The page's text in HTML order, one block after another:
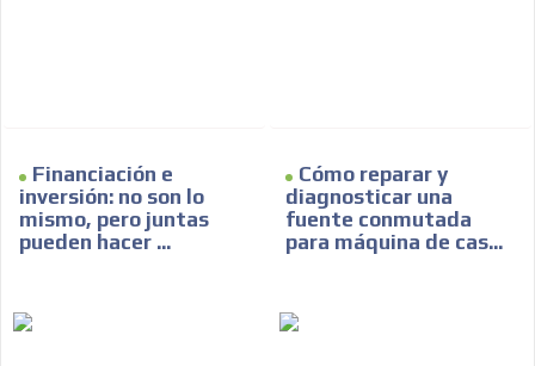
Financiación e
inversión: no son lo
mismo, pero juntas
pueden hacer ...
Cómo reparar y
diagnosticar una
fuente conmutada
para máquina de cas...